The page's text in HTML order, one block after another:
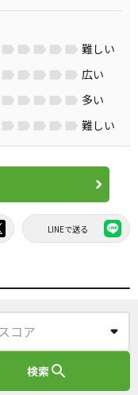
難しい
広い
多い
難しい
LINEで送る
検索search